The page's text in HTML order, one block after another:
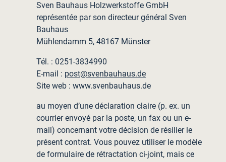
Sven Bauhaus Holzwerkstoffe GmbH
représentée par son directeur général Sven
Bauhaus
Mühlendamm 5, 48167 Münster
Tél. : 0251-3834990
E-mail : post@svenbauhaus.de
Site web : www.svenbauhaus.de
au moyen d’une déclaration claire (p. ex. un
courrier envoyé par la poste, un fax ou un e-
mail) concernant votre décision de résilier le
présent contrat. Vous pouvez utiliser le modèle
de formulaire de rétractation ci-joint, mais ce